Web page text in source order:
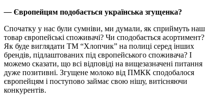
— Європейцям подобається українська згущенка?
Спочатку у нас були сумніви, ми думали, як сприймуть наш
товар європейські споживачі? Чи сподобається асортимент?
Як буде виглядати ТМ “Хлопчик” на полиці серед інших
брендів, підлаштованих під європейського споживача? І
можемо сказати, що всі відповіді на вищезазначені питання
дуже позитивні. Згущене молоко від ПМКК сподобалося
європейцям і поступово займає свою нішу, витісняючи
конкурентів.